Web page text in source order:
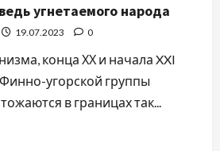
угнетаемого народа
19.07.2023 0
конца ХХ и начала XXI
угорской группы
в границах так...